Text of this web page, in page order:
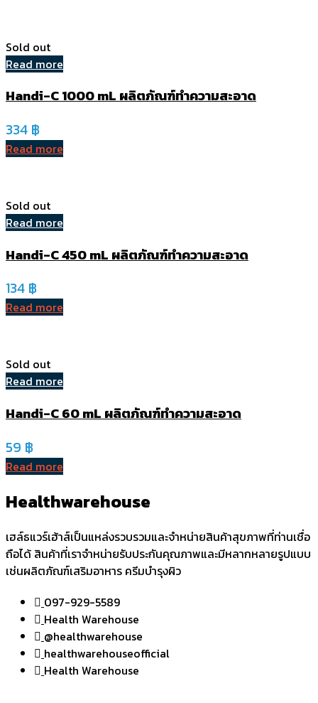
Sold out
Read more
Handi-C 1000 mL ผลิตภัณฑ์ทำความสะอาด
334 ฿
Read more
Sold out
Read more
Handi-C 450 mL ผลิตภัณฑ์ทำความสะอาด
134 ฿
Read more
Sold out
Read more
Handi-C 60 mL ผลิตภัณฑ์ทำความสะอาด
59 ฿
Read more
Healthwarehouse
เฮล์ธแวร์เฮ้าส์เป็นแหล่งรวบรวมและจำหน่ายสินค้าสุขภาพที่ท่านเชื่อ
ถือได้ สินค้าที่เราจำหน่ายรับประกันคุณภาพและมีหลากหลายรูปแบบ
เช่นผลิตภัณฑ์เสริมอาหาร ครีมบำรุงผิว
097-929-5589
Health Warehouse
@healthwarehouse
healthwarehouseofficial
Health Warehouse